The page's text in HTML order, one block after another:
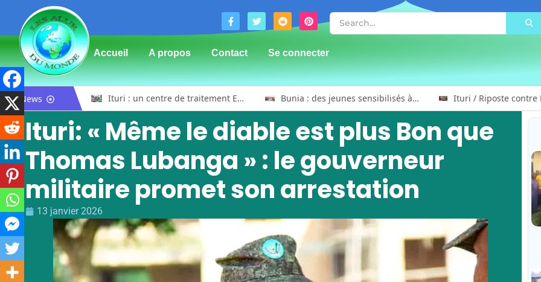
Accueil A propos Contact Se connecter
News Ituri : un centre de traitement Ebola de plus de 100 lits ouvre ses portes pour renforcer la riposte Bunia : des jeunes sensibilisés à la masculinité positive pour lutter contre les violences basées sur le genre
Ituri: « Même le diable est plus Bon que
Thomas Lubanga » : le gouverneur
militaire promet son arrestation
13 janvier 2026